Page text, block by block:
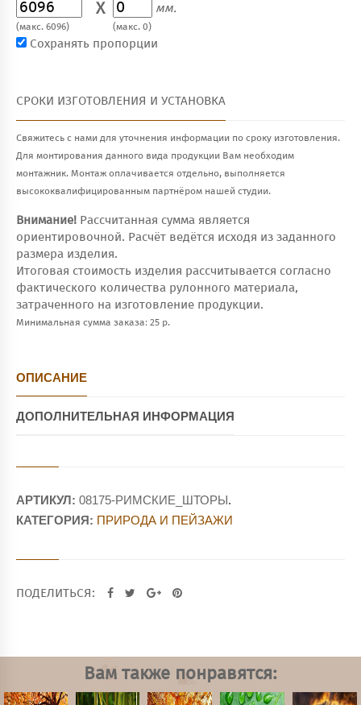
X
(макс. 6096)
мм.
(макс. 0)
Сохранять пропорции
СРОКИ ИЗГОТОВЛЕНИЯ И УСТАНОВКА
Свяжитесь с нами для уточнения информации по сроку изготовления.
Для монтирования данного вида продукции Вам необходим
монтажник. Монтаж оплачивается отдельно, выполняется
высококвалифицированным партнёром нашей студии.
Внимание! Рассчитанная сумма является
ориентировочной. Расчёт ведётся исходя из заданного
размера изделия.
Итоговая стоимость изделия рассчитывается согласно
фактического количества рулонного материала,
затраченного на изготовление продукции.
Минимальная сумма заказа: 25 р.
ОПИСАНИЕ
ДОПОЛНИТЕЛЬНАЯ ИНФОРМАЦИЯ
АРТИКУЛ: 08175-РИМСКИЕ_ШТОРЫ.
КАТЕГОРИЯ: ПРИРОДА И ПЕЙЗАЖИ
ПОДЕЛИТЬСЯ:
Вам также понравятся: